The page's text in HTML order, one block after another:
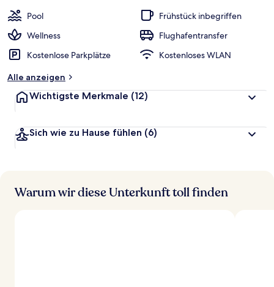
Pool
Frühstück inbegriffen
Wellness
Flughafentransfer
Kostenlose Parkplätze
Kostenloses WLAN
Alle anzeigen
Wichtigste Merkmale (12)
Sich wie zu Hause fühlen (6)
Warum wir diese Unterkunft toll finden